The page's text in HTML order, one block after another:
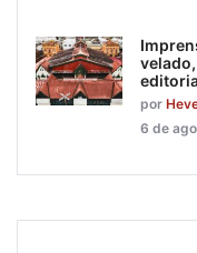
por
6 de